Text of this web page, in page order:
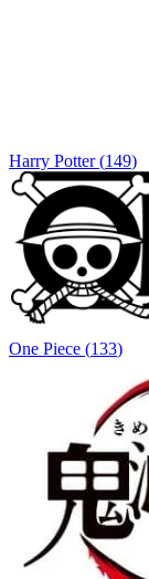
Harry Potter (149)
One Piece (133)